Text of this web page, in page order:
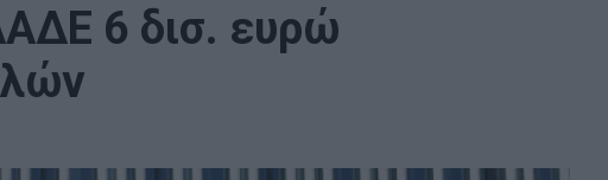
6 δισ. ευρώ